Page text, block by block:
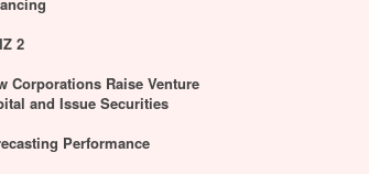
2
Corporations Raise Venture
and Issue Securities
Performance